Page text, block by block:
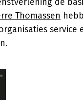
Thomassen
service